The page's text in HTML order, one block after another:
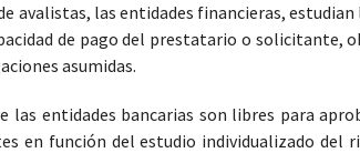
avalistas, las entidades financieras,
de pago del prestatario o solicitante,
asumidas.
las entidades bancarias son libres para
en función del estudio individualizado del